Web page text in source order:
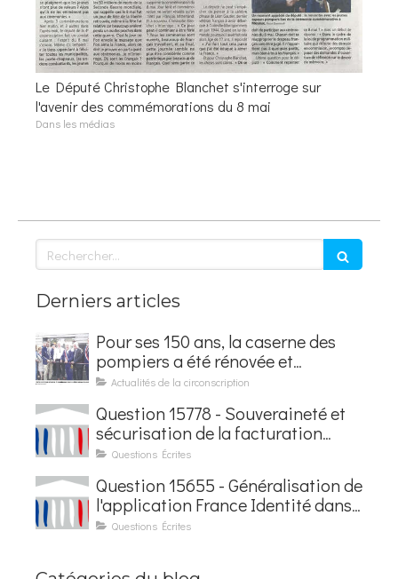
Le Député Christophe Blanchet s'interroge sur
l'avenir des commémorations du 8 mai
Dans les médias
Rechercher
Derniers articles
Pour ses 150 ans, la caserne des
pompiers a été rénovée et
baptisée au nom d'Hubert
Actualités de la circonscription
Question 15778 - Souveraineté et
sécurisation de la facturation
électronique
Questions Écrites
Question 15655 - Généralisation de
l'application France Identité dans
les contrôles du quotidien
Questions Écrites